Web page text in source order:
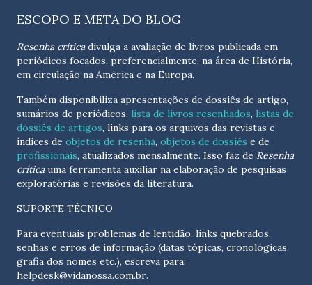
ESCOPO E META DO BLOG
Resenha críticadivulga a avaliação de livros publicada em
periódicos focados, preferencialmente, na área de História,
em circulação na América e na Europa.
Também disponibiliza apresentações de dossiês de artigo,
sumários de periódicos, lista de livros resenhados, listas de
dossiês de artigos, links para os arquivos das revistas e
índices de objetos de resenha, objetos de dossiês e de
profissionais, atualizados mensalmente. Isso faz de Resenha
críticauma ferramenta auxiliar na elaboração de pesquisas
exploratórias e revisões da literatura.
SUPORTE TÉCNICO
Para eventuais problemas de lentidão, links quebrados,
senhas e erros de informação (datas tópicas, cronológicas,
helpdesk@vidanossa.com.br.